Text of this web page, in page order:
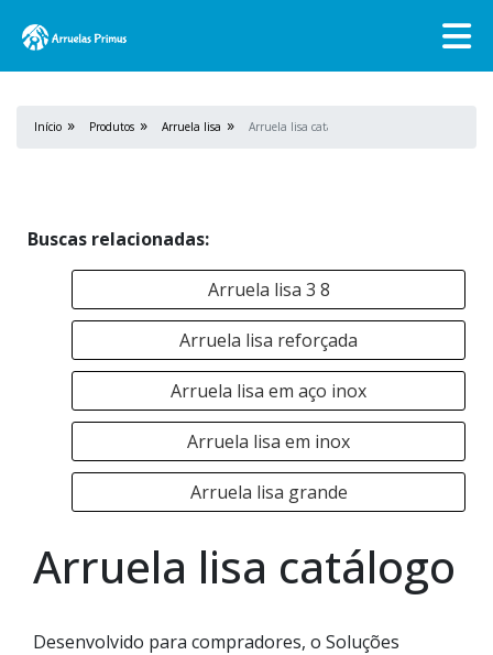
Início Produtos Arruela lisa Arruela lisa catálogo
Buscas relacionadas:
Arruela lisa 3 8
Arruela lisa reforçada
Arruela lisa em aço inox
Arruela lisa em inox
Arruela lisa grande
Arruela lisa catálogo
Desenvolvido para compradores, o Soluções